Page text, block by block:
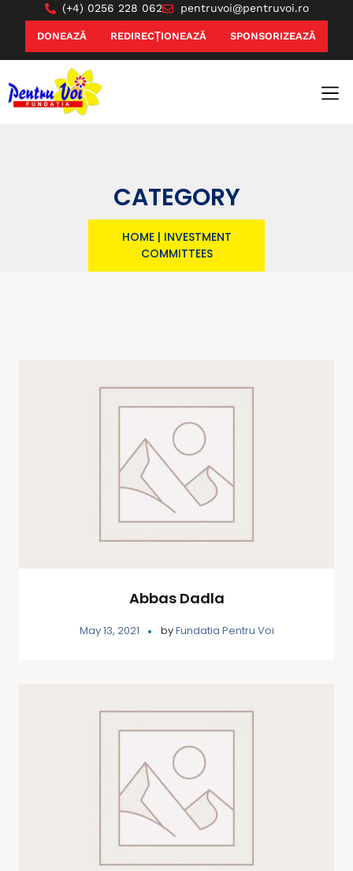
(+4) 0256 228 062 pentruvoi@pentruvoi.ro
DONEAZĂ REDIRECȚIONEAZĂ SPONSORIZEAZĂ
CATEGORY
HOME| INVESTMENT
COMMITTEES
Abbas Dadla
May 13, 2021 byFundatia Pentru Voi